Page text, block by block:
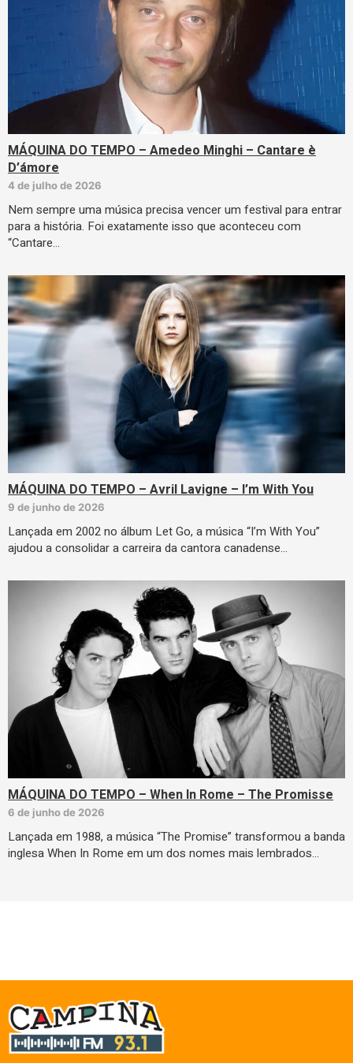
MÁQUINA DO TEMPO – Amedeo Minghi – Cantare è
D’ámore
4 de julho de 2026
Nem sempre uma música precisa vencer um festival para entrar
para a história. Foi exatamente isso que aconteceu com
“Cantare…
MÁQUINA DO TEMPO – Avril Lavigne – I’m With You
9 de junho de 2026
Lançada em 2002 no álbum Let Go, a música “I’m With You”
ajudou a consolidar a carreira da cantora canadense…
MÁQUINA DO TEMPO – When In Rome – The Promisse
6 de junho de 2026
Lançada em 1988, a música “The Promise” transformou a banda
inglesa When In Rome em um dos nomes mais lembrados…